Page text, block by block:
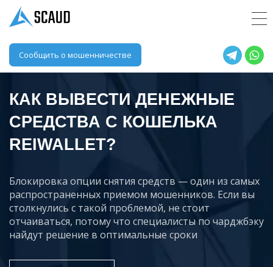
Сообщить о мошенничестве
КАК ВЫВЕСТИ ДЕНЕЖНЫЕ
СРЕДСТВА С КОШЕЛЬКА
REIWALLET?
Блокировка опции снятия средств — один из самых
распространенных приемом мошенников. Если вы
столкнулись с такой проблемой, не стоит
отчаиваться, потому что специалисты по чарджбэку
найдут решение в оптимальные сроки